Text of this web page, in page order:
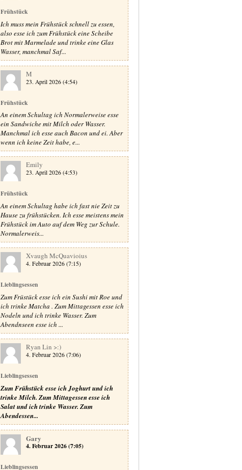
Frühstück
Ich muss mein Frühstück schnell zu essen,
also esse ich zum Frühstück eine Scheibe
Brot mit Marmelade und trinke eine Glas
Wasser, manchmal Saf...
M
23. April 2026 (4:54)
Frühstück
An einem Schultag ich Normalerweise esse
ein Sandwiche mit Milch oder Wasser.
Manchmal ich esse auch Bacon und ei. Aber
wenn ich keine Zeit habe, e...
Emily
23. April 2026 (4:53)
Frühstück
An einem Schultag habe ich fast nie Zeit zu
Hause zu frühstücken. Ich esse meistens mein
Frühstück im Auto auf dem Weg zur Schule.
Normalerweis...
Xvaugh McQuavioius
4. Februar 2026 (7:15)
Lieblingsessen
Zum Früstück esse ich ein Sushi mit Roe und
ich trinke Matcha . Zum Mittagessen esse ich
Nodeln und ich trinke Wasser. Zum
Abendnseen esse ich ...
Ryan Lin >:)
4. Februar 2026 (7:06)
Lieblingsessen
Zum Frühstück esse ich Joghurt und ich
trinke Milch. Zum Mittagessen esse ich
Salat und ich trinke Wasser. Zum
Abendessen...
Gary
4. Februar 2026 (7:05)
Lieblingsessen